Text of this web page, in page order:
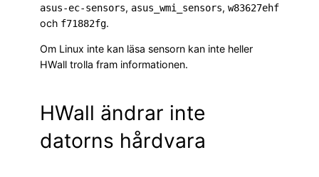
asus-ec-sensors, asus_wmi_sensors, w83627ehf
och f71882fg.
Om Linux inte kan läsa sensorn kan inte heller
HWall trolla fram informationen.
HWall ändrar inte
datorns hårdvara